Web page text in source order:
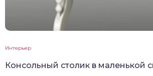
Интерьер
Консольный столик в маленькой